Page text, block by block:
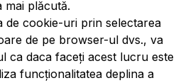
mai plăcută.
de cookie-uri prin selectarea
de pe browser-ul dvs., va
ca daca faceți acest lucru este
funcționalitatea deplina a